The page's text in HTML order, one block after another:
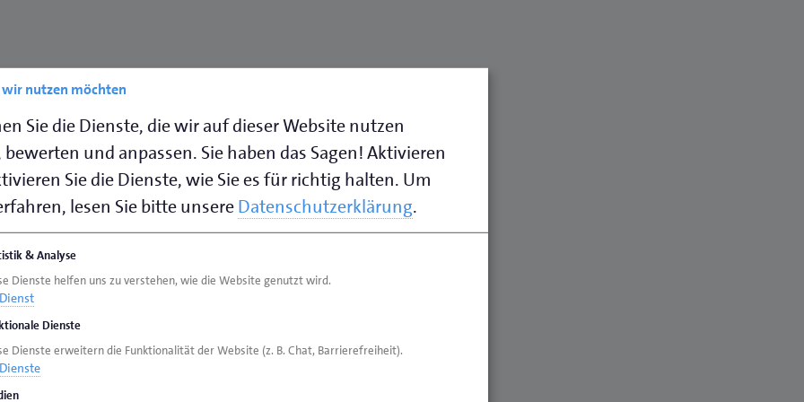
ihr Jubiläum
13 Handwerksmeister ihren Meisterbrief
Betriebe feiern ihr Betriebsjubiläum. Die
zusammen mit den zuständigen
Dannebaum in Rhauderfehn (8. April)
Hollen, 16. April)
in Rhauderfehn (3. Mai)
nutzen möchten
Sie die Dienste, die wir auf dieser Website nutzen
und anpassen. Sie haben das Sagen! Aktivieren
Sie die Dienste, wie Sie es für richtig halten. Um
lesen Sie bitte unsereDatenschutzerklärung.
& Analyse
Dienste helfen uns zu verstehen, wie die Website genutzt wird.
Dienst
Dienste
Dienste erweitern die Funktionalität der Website (z. B. Chat, Barrierefreiheit).
Dienste